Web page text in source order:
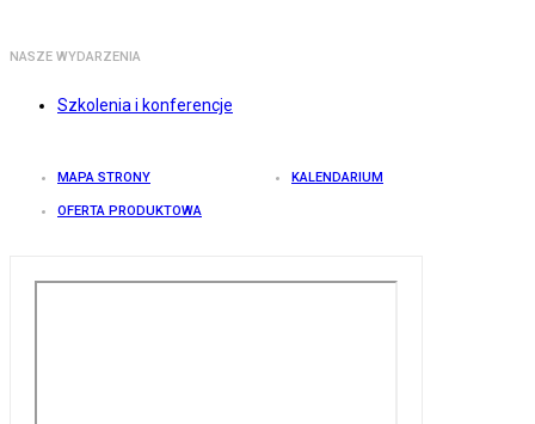
NASZE WYDARZENIA
Szkolenia i konferencje
MAPA STRONY KALENDARIUM
OFERTA PRODUKTOWA